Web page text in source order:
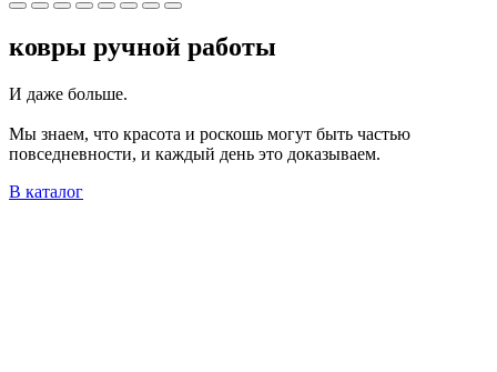
ковры ручной работы
И даже больше.
Мы знаем, что красота и роскошь могут быть частью
повседневности, и каждый день это доказываем.
В каталог